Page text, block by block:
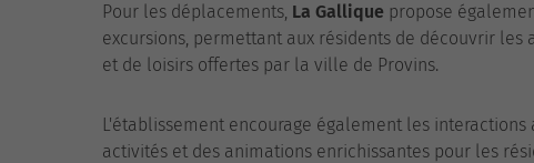
Pour les déplacements, La Gallique propose
excursions, permettant aux résidents de découvrir
et de loisirs offertes par la ville de Provins.
L'établissement encourage également les interactions
activités et des animations enrichissantes pour les